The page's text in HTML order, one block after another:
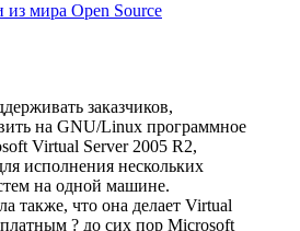
мира Open Source
заказчиков,
на GNU/Linux программное
Virtual Server 2005 R2,
исполнения нескольких
на одной машине.
также, что она делает Virtual
? до сих пор Microsoft